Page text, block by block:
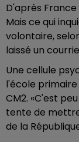
D'après France
Mais ce qui
volontaire,
laissé un
Une cellule
l'école
CM2. «C'est
tente de
de la